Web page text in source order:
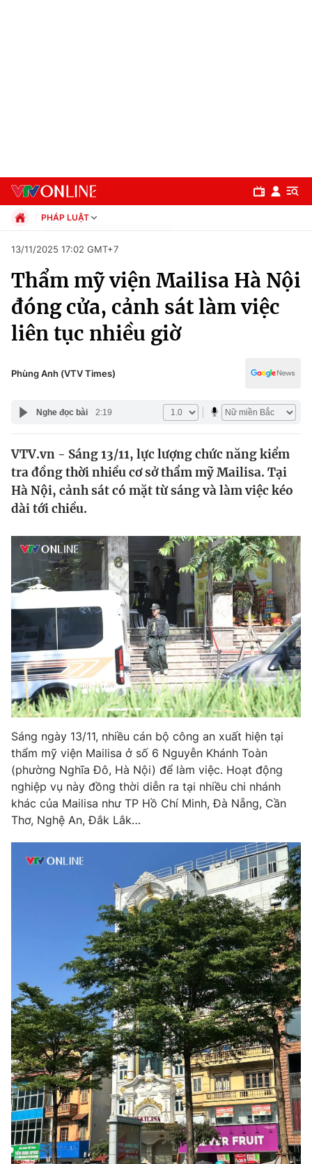
Chuyên mục
Chính trị
Thế giới
Tin tức
Thế giới đó đây
Câu chuyện quốc tế
Tài chính
Thị trường
Góc doanh nghiệp
Dữ liệu và đời sống
Truyền hình
Phim VTV
Hậu trường
Nhân vật
Khán giả
Giải sao mai
Giải trí
Điện ảnh
Âm nhạc
Đời sống
Du lịch
Làm đẹp
Chất lượng cuộc sống
Giáo dục
Tuyển sinh
Học trực tuyến
Công nghệ
Hitech Công nghệ tương lai
Sản phẩm
Thị trường
Giao lưu trực tuyến
Lịch phát sóng
Podcast
Infographic
Video Shorts video
VTV Money VTV Thể thao
VTV Sức khoẻ Bất động sản
Thị trường 24h Tấm lòng Việt
PHÁP LUẬT
Xã hội
Pháp luật
Thể thao
Truyền hình
Văn hóa - Giải trí
Giáo dục
13/11/2025 17:02 GMT+7
Thẩm mỹ viện Mailisa Hà Nội
đóng cửa, cảnh sát làm việc
liên tục nhiều giờ
Phùng Anh (VTV Times)
Nghe đọc bài 2:19
VTV.vn - Sáng 13/11, lực lượng chức năng kiểm
tra đồng thời nhiều cơ sở thẩm mỹ Mailisa. Tại
Hà Nội, cảnh sát có mặt từ sáng và làm việc kéo
dài tới chiều.
Sáng ngày 13/11, nhiều cán bộ công an xuất hiện tại
thẩm mỹ viện Mailisa ở số 6 Nguyễn Khánh Toàn
(phường Nghĩa Đô, Hà Nội) để làm việc. Hoạt động
nghiệp vụ này đồng thời diễn ra tại nhiều chi nhánh
khác của Mailisa như TP Hồ Chí Minh, Đà Nẵng, Cần
Thơ, Nghệ An, Đắk Lắk…